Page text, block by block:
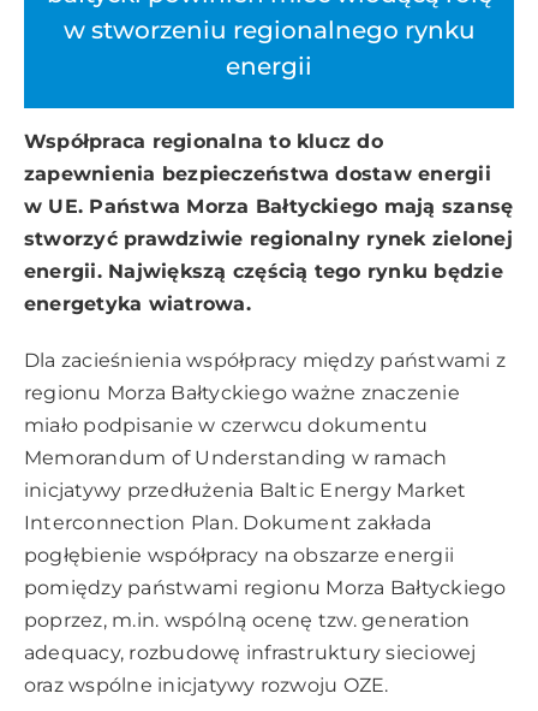
w stworzeniu regionalnego rynku
energii
Współpraca regionalna to klucz do
zapewnienia bezpieczeństwa dostaw energii
w UE. Państwa Morza Bałtyckiego mają szansę
stworzyć prawdziwie regionalny rynek zielonej
energii. Największą częścią tego rynku będzie
energetyka wiatrowa.
Dla zacieśnienia współpracy między państwami z
regionu Morza Bałtyckiego ważne znaczenie
miało podpisanie w czerwcu dokumentu
Memorandum of Understanding w ramach
inicjatywy przedłużenia Baltic Energy Market
Interconnection Plan. Dokument zakłada
pogłębienie współpracy na obszarze energii
pomiędzy państwami regionu Morza Bałtyckiego
poprzez, m.in. wspólną ocenę tzw. generation
adequacy, rozbudowę infrastruktury sieciowej
oraz wspólne inicjatywy rozwoju OZE.